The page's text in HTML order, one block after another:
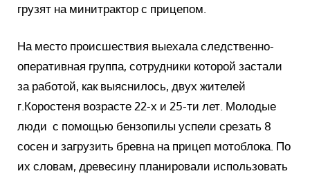
грузят на минитрактор с прицепом.
На место происшествия выехала следственно-
оперативная группа, сотрудники которой застали
за работой, как выяснилось, двух жителей
г.Коростеня возрасте 22-х и 25-ти лет. Молодые
люди с помощью бензопилы успели срезать 8
сосен и загрузить бревна на прицеп мотоблока. По
их словам, древесину планировали использовать